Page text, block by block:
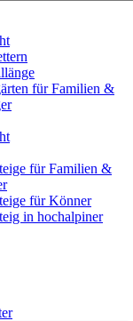
für Familien &
für Familien &
für Könner
in hochalpiner